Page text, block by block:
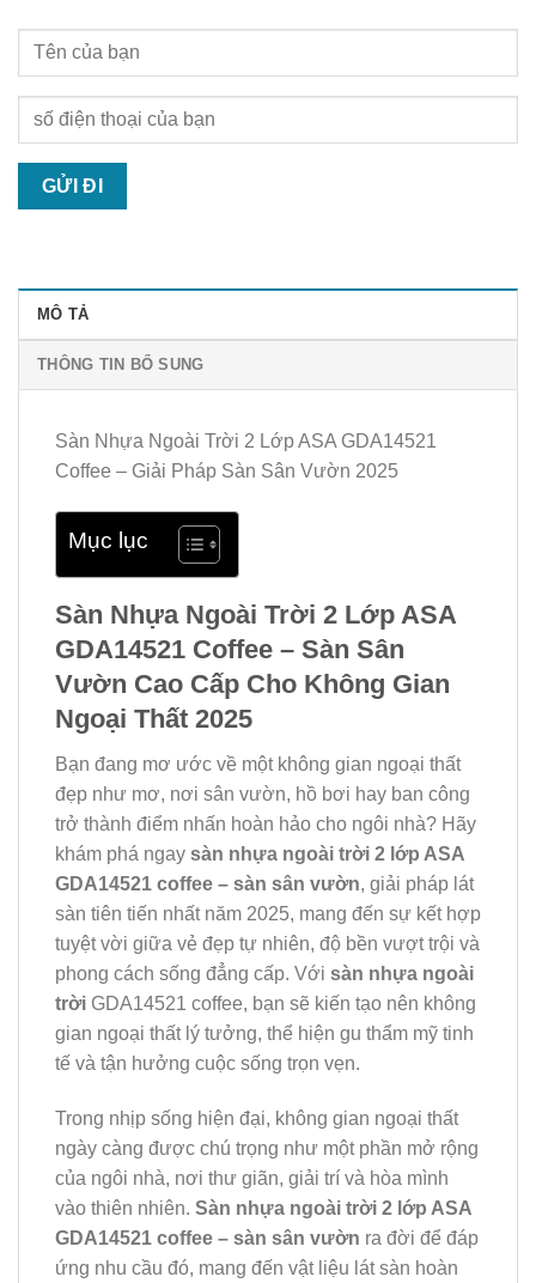
MÔ TẢ
THÔNG TIN BỔ SUNG
Sàn Nhựa Ngoài Trời 2 Lớp ASA GDA14521
Coffee – Giải Pháp Sàn Sân Vườn 2025
Mục lục
Sàn Nhựa Ngoài Trời 2 Lớp ASA
GDA14521 Coffee – Sàn Sân
Vườn Cao Cấp Cho Không Gian
Ngoại Thất 2025
Bạn đang mơ ước về một không gian ngoại thất
đẹp như mơ, nơi sân vườn, hồ bơi hay ban công
trở thành điểm nhấn hoàn hảo cho ngôi nhà? Hãy
khám phá ngay sàn nhựa ngoài trời 2 lớp ASA
GDA14521 coffee – sàn sân vườn, giải pháp lát
sàn tiên tiến nhất năm 2025, mang đến sự kết hợp
tuyệt vời giữa vẻ đẹp tự nhiên, độ bền vượt trội và
phong cách sống đẳng cấp. Với sàn nhựa ngoài
trời GDA14521 coffee, bạn sẽ kiến tạo nên không
gian ngoại thất lý tưởng, thể hiện gu thẩm mỹ tinh
tế và tận hưởng cuộc sống trọn vẹn.
Trong nhịp sống hiện đại, không gian ngoại thất
ngày càng được chú trọng như một phần mở rộng
của ngôi nhà, nơi thư giãn, giải trí và hòa mình
vào thiên nhiên. Sàn nhựa ngoài trời 2 lớp ASA
GDA14521 coffee – sàn sân vườn ra đời để đáp
ứng nhu cầu đó, mang đến vật liệu lát sàn hoàn